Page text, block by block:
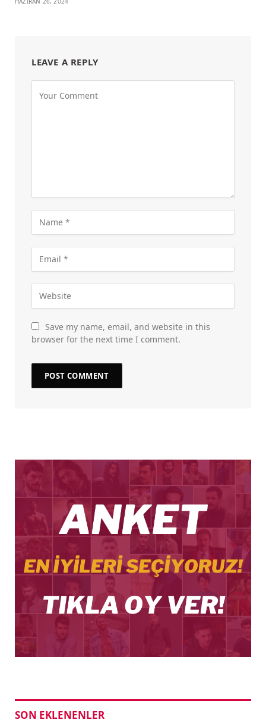
LEAVE A REPLY
Save my name, email, and website in this
browser for the next time I comment.
SON EKLENENLER